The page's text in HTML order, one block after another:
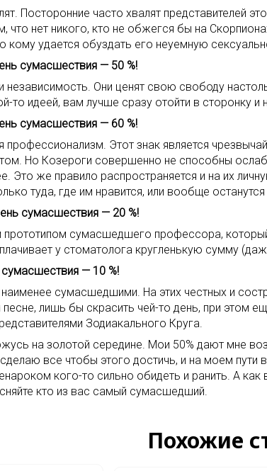
Посторонние часто хвалят представителей
нет никого, кто не обжегся бы на
кому удается обуздать его неуемную
сумасшествия — 50 %!
Они ценят свою свободу
то идеей, вам лучше сразу отойти в сторонку и
сумасшествия — 60 %!
профессионализм. Этот знак является
Но Козероги совершенно не способны
Это же правило распространяется и на их
туда, где им нравится, или вообще
сумасшествия — 20 %!
прототипом сумасшедшего профессора,
у стоматолога кругленькую сумму
— 10 %!
сумасшедшими. На этих честных и
лишь бы скрасить чей-то день, при этом
Зодиакального Круга.
на золотой середине. Мои 50% дают мне
все чтобы этого достичь, и на моем
кого-то сильно обидеть и ранить. А
кто из вас самый сумасшедший.
Похожие